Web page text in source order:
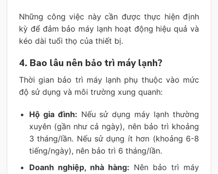
Những công việc này cần được thực hiện định
kỳ để đảm bảo máy lạnh hoạt động hiệu quả và
kéo dài tuổi thọ của thiết bị.
4. Bao lâu nên bảo trì máy lạnh?
Thời gian bảo trì máy lạnh phụ thuộc vào mức
độ sử dụng và môi trường xung quanh:
Hộ gia đình: Nếu sử dụng máy lạnh thường
xuyên (gần như cả ngày), nên bảo trì khoảng
3 tháng/lần. Nếu sử dụng ít hơn (khoảng 6-8
tiếng/ngày), nên bảo trì 6 tháng/lần.
Doanh nghiệp, nhà hàng: Nên bảo trì máy